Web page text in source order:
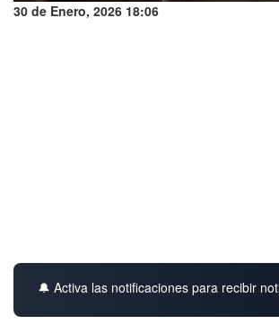
30 de Enero, 2026 18:06
🔔 Activa las notificaciones para recibir